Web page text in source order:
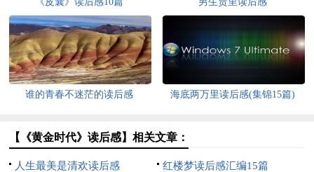
谁的青春不迷茫的读后感 海底两万里读后感(集锦15篇)
【《黄金时代》读后感】相关文章：
人生最美是清欢读后感 红楼梦读后感汇编15篇